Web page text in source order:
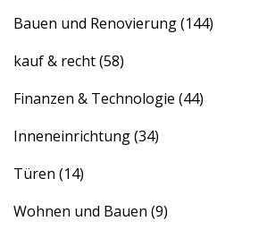
Bauen und Renovierung(144)
kauf & recht(58)
Finanzen & Technologie (44)
Inneneinrichtung(34)
Türen (14)
Wohnen und Bauen (9)